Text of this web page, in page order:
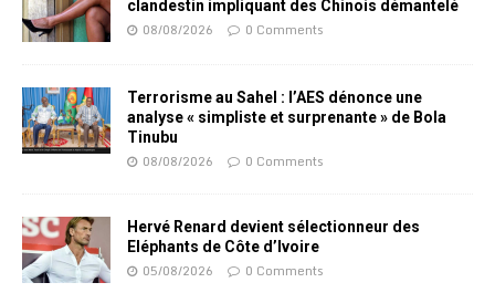
clandestin impliquant des Chinois démantelé
08/08/2026 0 Comments
Terrorisme au Sahel : l’AES dénonce une
analyse « simpliste et surprenante » de Bola
Tinubu
08/08/2026 0 Comments
Hervé Renard devient sélectionneur des
Eléphants de Côte d’Ivoire
05/08/2026 0 Comments